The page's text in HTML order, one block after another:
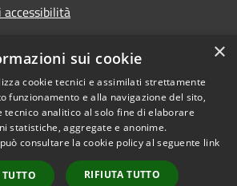
accessibilità
Copyright © 2026 • Comune di
Santa Teresa Gallura •
Powered byMunicipium
Accesso redazione
×
sui cookie
cookie tecnici e assimilati strettamente
funzionamento e alla navigazione del sito,
tecnico analitico al solo fine di elaborare
statistiche, aggregate e anonime.
consultare la cookie policy al seguente link
TUTTO RIFIUTA TUTTO